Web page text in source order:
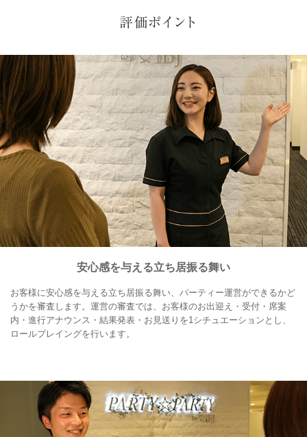
安心感を与える立ち居振る舞い
お客様に安心感を与える立ち居振る舞い、パーティー運営ができるかど
うかを審査します。運営の審査では、お客様のお出迎え・受付・席案
内・進行アナウンス・結果発表・お見送りを1シチュエーションとし、
ロールプレイングを行います。